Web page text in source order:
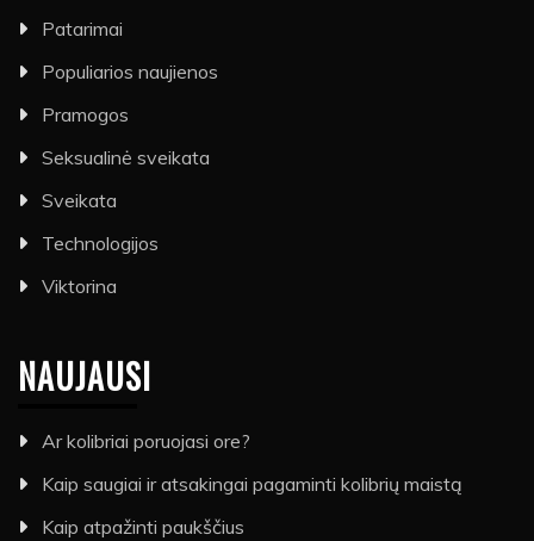
Patarimai
Populiarios naujienos
Pramogos
Seksualinė sveikata
Sveikata
Technologijos
Viktorina
NAUJAUSI
Ar kolibriai poruojasi ore?
Kaip saugiai ir atsakingai pagaminti kolibrių maistą
Kaip atpažinti paukščius